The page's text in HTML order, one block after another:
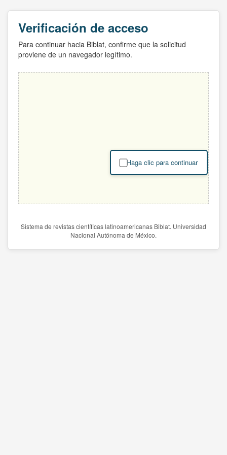
Verificación de acceso
Para continuar hacia Biblat, confirme que la solicitud
proviene de un navegador legítimo.
Haga clic para continuar
Sistema de revistas científicas latinoamericanas Biblat. Universidad
Nacional Autónoma de México.